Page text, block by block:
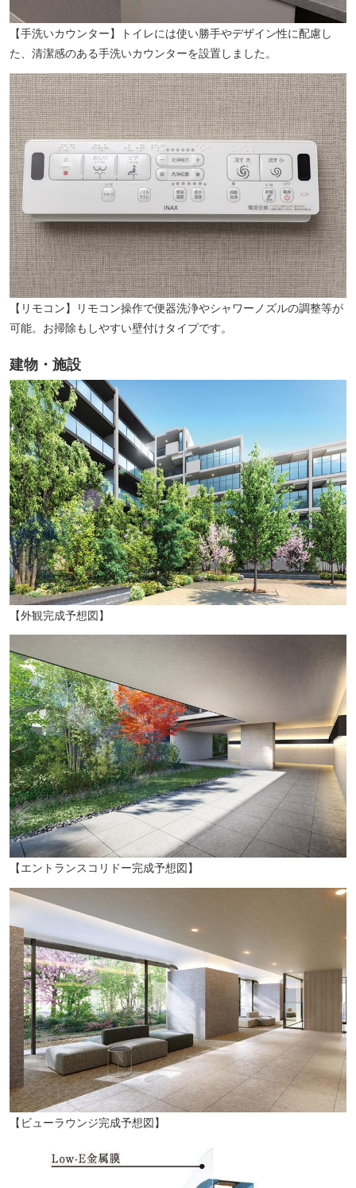
【手洗いカウンター】トイレには使い勝手やデザイン性に配慮し
た、清潔感のある手洗いカウンターを設置しました。
【リモコン】リモコン操作で便器洗浄やシャワーノズルの調整等が
可能。お掃除もしやすい壁付けタイプです。
建物・施設
【外観完成予想図】
【エントランスコリドー完成予想図】
【ビューラウンジ完成予想図】